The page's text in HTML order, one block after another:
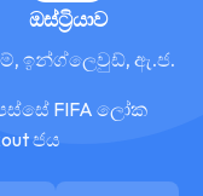
ඔස්ට්‍රියාව
ඉන්ග්ලෙවුඩ්, ඇ.ජ.
FIFA ලෝක
ජය